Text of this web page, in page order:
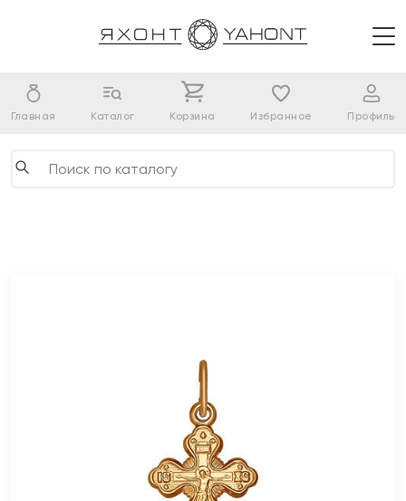
Главная Каталог Корзина Избранное Профиль